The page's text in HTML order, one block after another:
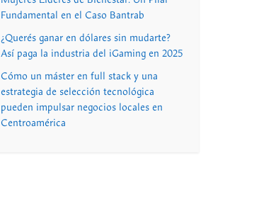
Fundamental en el Caso Bantrab
¿Querés ganar en dólares sin mudarte?
Así paga la industria del iGaming en 2025
Cómo un máster en full stack y una
estrategia de selección tecnológica
pueden impulsar negocios locales en
Centroamérica